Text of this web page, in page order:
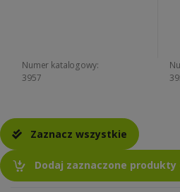
Numer katalogowy:
3957
Zaznacz wszystkie
Dodaj zaznaczone produkty